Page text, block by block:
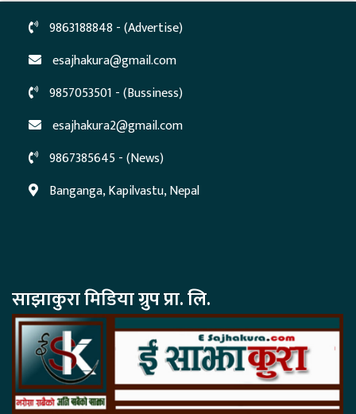
9863188848 - (Advertise)
esajhakura@gmail.com
9857053501 - (Bussiness)
esajhakura2@gmail.com
9867385645 - (News)
Banganga, Kapilvastu, Nepal
साझाकुरा मिडिया ग्रुप प्रा. लि.